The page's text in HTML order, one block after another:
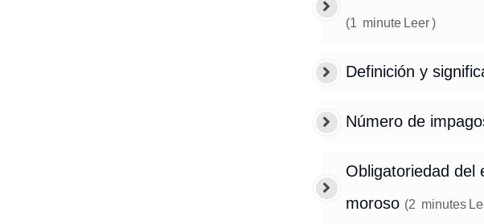
(1 minute Leer )
Definición y
Número de
Obligatoriedad del
moroso (2 minutes